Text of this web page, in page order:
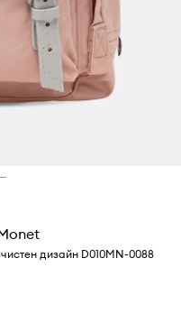
дизайн D010MN-0088